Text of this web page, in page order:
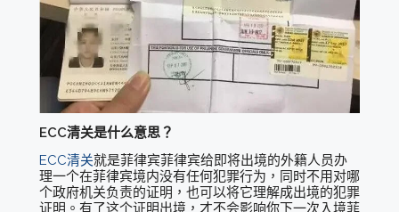
ECC清关是什么意思？
ECC清关就是菲律宾菲律宾给即将出境的外籍人员办
理一个在菲律宾境内没有任何犯罪行为，同时不用对哪
个政府机关负责的证明，也可以将它理解成出境的犯罪
证明。有了这个证明出境，才不会影响你下一次入境菲